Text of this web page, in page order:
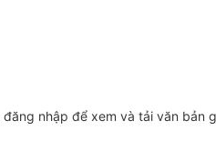
đăng nhập để xem và tải văn bản